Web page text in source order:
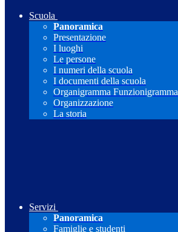
Scuola
Panoramica
Presentazione
I luoghi
Le persone
I numeri della scuola
I documenti della scuola
Organigramma Funzionigramma
Organizzazione
La storia
Servizi
Panoramica
Famiglie e studenti